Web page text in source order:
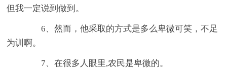
但我一定说到做到。
6、然而，他采取的方式是多么卑微可笑，不足
为训啊。
7、在很多人眼里,农民是卑微的。